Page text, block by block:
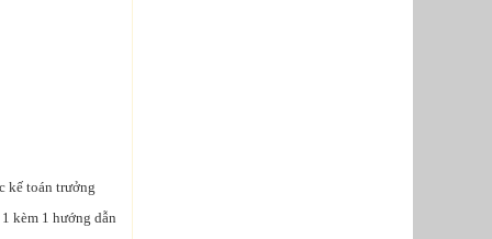
kế toán trưởng
kèm 1 hướng dẫn